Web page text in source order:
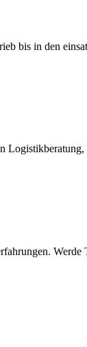
bis in den
Werde